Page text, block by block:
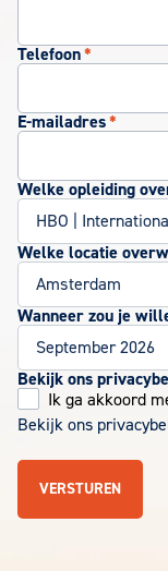
Telefoon*
E-mailadres*
Welke opleiding
Welke locatie
Wanneer zou je
Bekijk ons
Ik ga akkoord
Bekijk ons